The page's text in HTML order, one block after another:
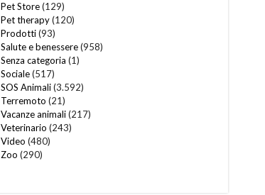
Pet Store(129)
Pet therapy(120)
Prodotti(93)
Salute e benessere(958)
Senza categoria (1)
Sociale(517)
SOS Animali(3.592)
Terremoto (21)
Vacanze animali(217)
Veterinario (243)
Video (480)
Zoo (290)